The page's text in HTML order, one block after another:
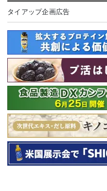
タイアップ企画広告